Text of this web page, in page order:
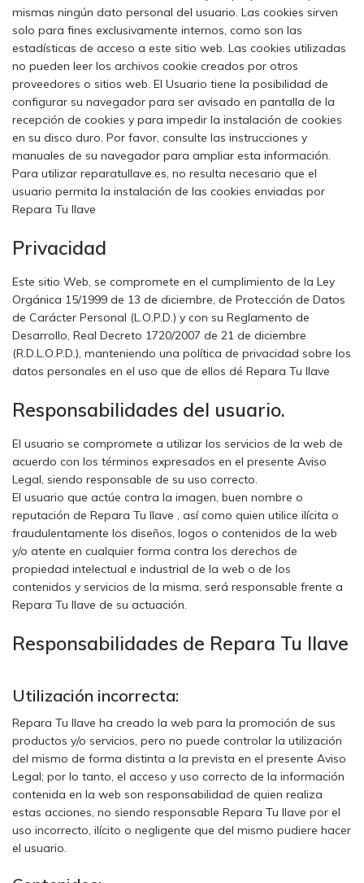
mismas ningún dato personal del usuario. Las cookies sirven
solo para fines exclusivamente internos, como son las
estadísticas de acceso a este sitio web. Las cookies utilizadas
no pueden leer los archivos cookie creados por otros
proveedores o sitios web. El Usuario tiene la posibilidad de
configurar su navegador para ser avisado en pantalla de la
recepción de cookies y para impedir la instalación de cookies
en su disco duro. Por favor, consulte las instrucciones y
manuales de su navegador para ampliar esta información.
Para utilizar reparatullave.es, no resulta necesario que el
usuario permita la instalación de las cookies enviadas por
Repara Tu llave
Privacidad
Este sitio Web, se compromete en el cumplimiento de la Ley
Orgánica 15/1999 de 13 de diciembre, de Protección de Datos
de Carácter Personal (L.O.P.D.) y con su Reglamento de
Desarrollo, Real Decreto 1720/2007 de 21 de diciembre
(R.D.L.O.P.D.), manteniendo una política de privacidad sobre los
datos personales en el uso que de ellos dé Repara Tu llave
Responsabilidades del usuario.
El usuario se compromete a utilizar los servicios de la web de
acuerdo con los términos expresados en el presente Aviso
Legal, siendo responsable de su uso correcto.
El usuario que actúe contra la imagen, buen nombre o
reputación de Repara Tu llave , así como quien utilice ilícita o
fraudulentamente los diseños, logos o contenidos de la web
y/o atente en cualquier forma contra los derechos de
propiedad intelectual e industrial de la web o de los
contenidos y servicios de la misma, será responsable frente a
Repara Tu llave de su actuación.
Responsabilidades de Repara Tu llave
Utilización incorrecta:
Repara Tu llave ha creado la web para la promoción de sus
productos y/o servicios, pero no puede controlar la utilización
del mismo de forma distinta a la prevista en el presente Aviso
Legal; por lo tanto, el acceso y uso correcto de la información
contenida en la web son responsabilidad de quien realiza
estas acciones, no siendo responsable Repara Tu llave por el
uso incorrecto, ilícito o negligente que del mismo pudiere hacer
el usuario.